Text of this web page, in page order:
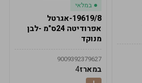
במלאי
19619/8-אגרטל
אפרודיטה 24ס"מ -לבן
מנוקד
9009392379627
במארז4